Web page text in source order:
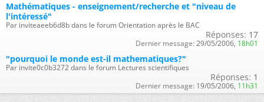
Mathématiques - enseignement/recherche et "niveau de
l'intéressé"
Par inviteaeeb6d8b dans le forum Orientation après le BAC
Réponses: 17
Dernier message: 29/05/2006, 18h01
"pourquoi le monde est-il mathematiques?"
Par invite0c0b3272 dans le forum Lectures scientifiques
Réponses: 1
Dernier message: 19/05/2006, 11h31